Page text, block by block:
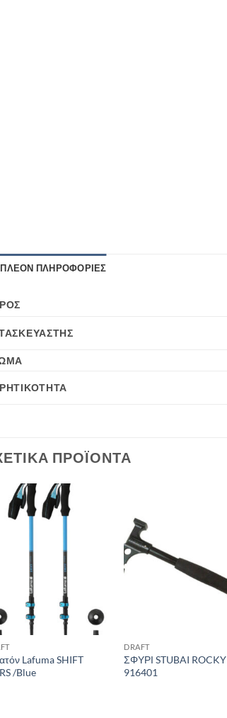
ΠΛΗΡΟΦΟΡΊΕΣ
ΠΡΟΪΌΝΤΑ
Lafuma SHIFT
/Blue
DRAFT
ΣΦΥΡΙ STUBAI ROCKY
916401